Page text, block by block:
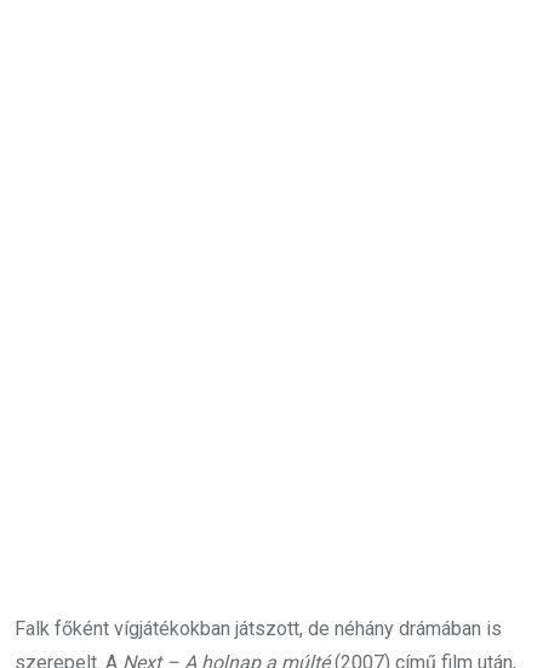
Falk főként vígjátékokban játszott, de néhány drámában is
szerepelt. A Next – A holnap a múlté(2007) című film után,